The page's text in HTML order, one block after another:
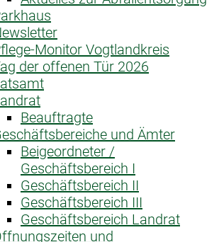
Monitor Vogtlandkreis
der offenen Tür 2026
Beauftragte
und Ämter
Beigeordneter /
Geschäftsbereich I
Geschäftsbereich II
Geschäftsbereich III
Geschäftsbereich Landrat
und